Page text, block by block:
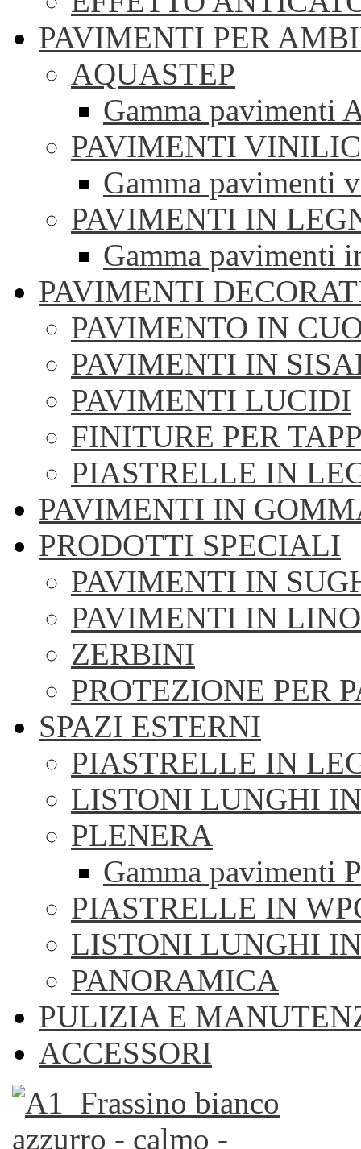
PAVIMENTI PER
AQUASTEP
Gamma pavimenti
PAVIMENTI
Gamma pavimenti
PAVIMENTI IN
Gamma pavimenti
PAVIMENTI
PAVIMENTO IN
PAVIMENTI IN
PAVIMENTI LUCIDI
FINITURE PER
PIASTRELLE IN
PAVIMENTI IN
PRODOTTI SPECIALI
PAVIMENTI IN
PAVIMENTI IN
ZERBINI
PROTEZIONE PER
SPAZI ESTERNI
PIASTRELLE IN
LISTONI LUNGHI
PLENERA
Gamma pavimenti
PIASTRELLE IN
LISTONI LUNGHI
PANORAMICA
PULIZIA E
ACCESSORI